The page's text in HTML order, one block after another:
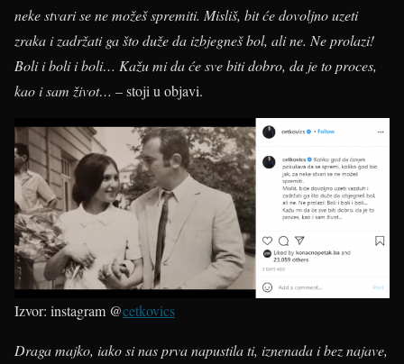
neke stvari se ne možeš spremiti. Misliš, bit će dovoljno uzeti
zraka i zadržati ga što duže da izbjegneš bol, ali ne. Ne prolazi!
Boli i boli i boli… Kažu mi da će sve biti dobro, da je to proces,
kao i sam život… – stoji u objavi.
Izvor: instagram @cetkovics
Draga majko, iako si nas prva napustila ti, iznenada i bez najave,